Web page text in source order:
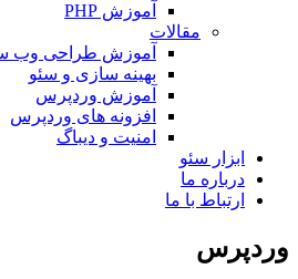
آموزش PHP
مقالات
آموزش طراحی وب سایت
بهینه سازی و سئو
آموزش وردپرس
افزونه های وردپرس
امنیت و دیباگ
سئو
ما
با ما